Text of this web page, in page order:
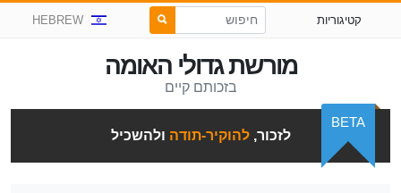
קטיגוריות HEBREW
מורשת גדולי האומה
בזכותם קיים
לזכור,להוקיר-תודה ולהשכיל
BETA